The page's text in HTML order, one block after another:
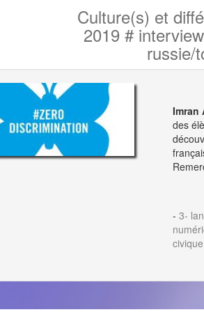
Culture(s) et
2019 #
russie/
Imran
des
-3-
civique